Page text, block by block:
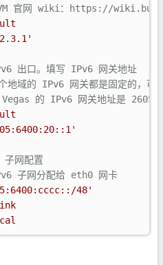
官网 wiki：https://
出口。填写 IPv6 网关地址
个地域的 IPv6 网关都是固定的
的 IPv6 网关地址是
网配置
子网分配给 eth0 网卡
48'